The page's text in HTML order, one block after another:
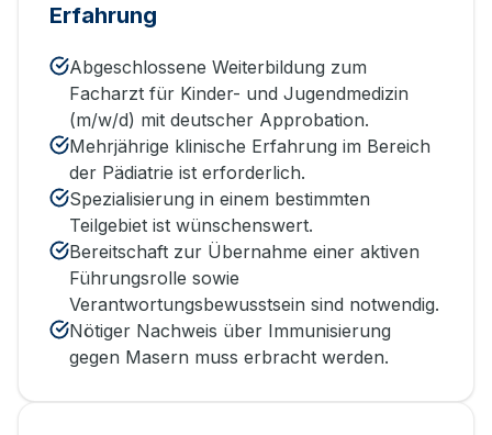
Erfahrung
Abgeschlossene Weiterbildung zum
Facharzt für Kinder- und Jugendmedizin
(m/w/d) mit deutscher Approbation.
Mehrjährige klinische Erfahrung im Bereich
der Pädiatrie ist erforderlich.
Spezialisierung in einem bestimmten
Teilgebiet ist wünschenswert.
Bereitschaft zur Übernahme einer aktiven
Führungsrolle sowie
Verantwortungsbewusstsein sind notwendig.
Nötiger Nachweis über Immunisierung
gegen Masern muss erbracht werden.